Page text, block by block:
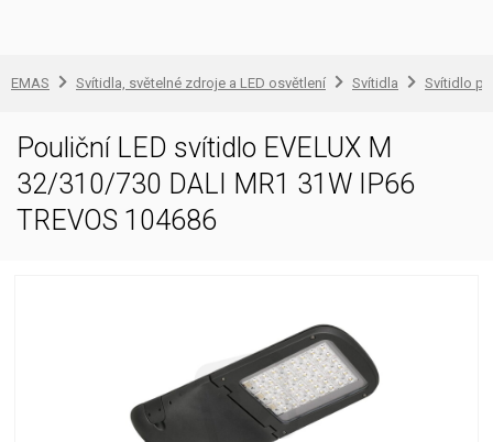
EMAS Svítidla, světelné zdroje a LED osvětlení Svítidla Svítidlo
Pouliční LED svítidlo EVELUX M
32/310/730 DALI MR1 31W IP66
TREVOS 104686